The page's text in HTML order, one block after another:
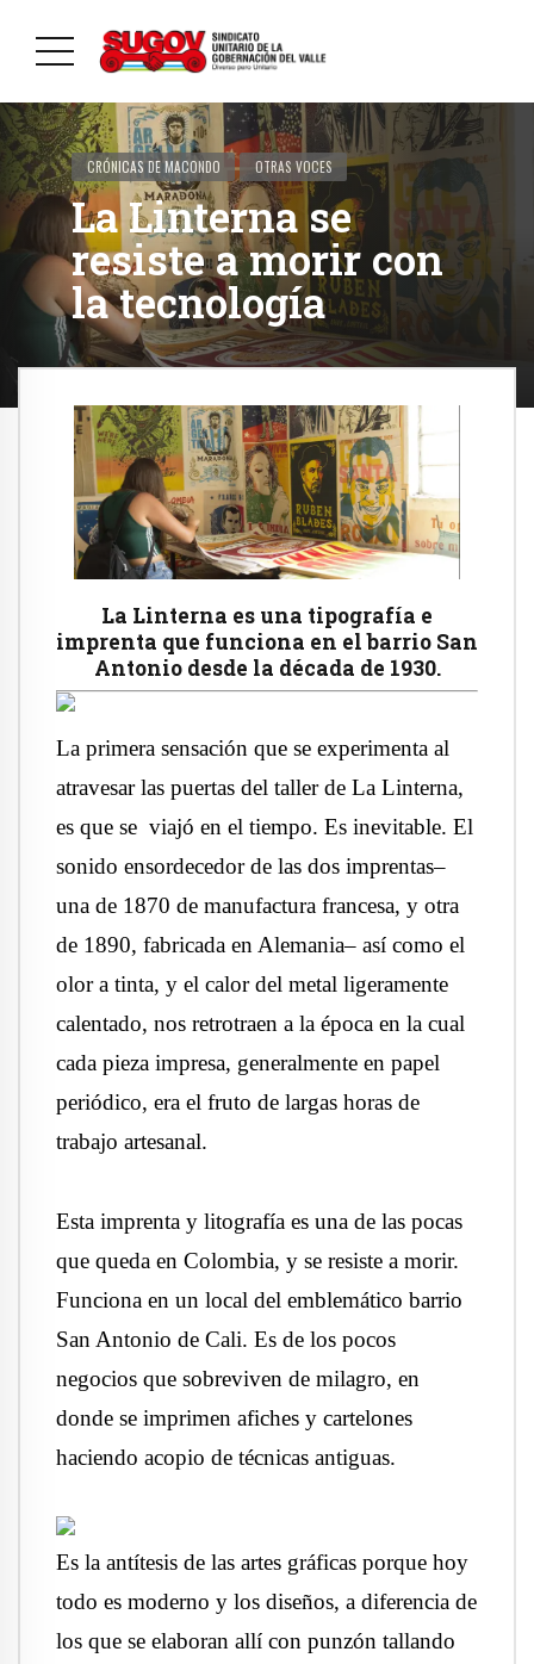
CRÓNICAS DE MACONDO OTRAS VOCES
La Linterna se
resiste a morir con
la tecnología
La Linterna es una tipografía e
imprenta que funciona en el barrio San
Antonio desde la década de 1930.
La primera sensación que se experimenta al
atravesar las puertas del taller de La Linterna,
es que se viajó en el tiempo. Es inevitable. El
sonido ensordecedor de las dos imprentas–
una de 1870 de manufactura francesa, y otra
de 1890, fabricada en Alemania– así como el
olor a tinta, y el calor del metal ligeramente
calentado, nos retrotraen a la época en la cual
cada pieza impresa, generalmente en papel
periódico, era el fruto de largas horas de
trabajo artesanal.
Esta imprenta y litografía es una de las pocas
que queda en Colombia, y se resiste a morir.
Funciona en un local del emblemático barrio
San Antonio de Cali. Es de los pocos
negocios que sobreviven de milagro, en
donde se imprimen afiches y cartelones
haciendo acopio de técnicas antiguas.
Es la antítesis de las artes gráficas porque hoy
todo es moderno y los diseños, a diferencia de
los que se elaboran allí con punzón tallando